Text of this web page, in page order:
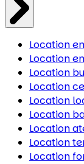
Location
Location
Location
Location
Location
Location
Location
Location
Location